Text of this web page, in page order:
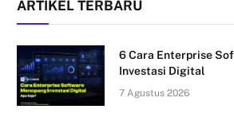
ARTIKEL TERBARU
6 Cara Enterprise
Investasi Digital
7 Agustus 2026